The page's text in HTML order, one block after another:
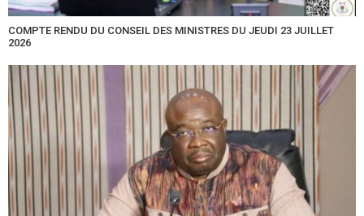
COMPTE RENDU DU CONSEIL DES MINISTRES DU JEUDI 23 JUILLET
2026